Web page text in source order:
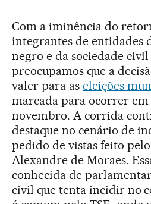
Com a iminência do
integrantes de entidades
negro e da sociedade
preocupamos que a
valer para as eleições
marcada para ocorrer em
novembro. A corrida
destaque no cenário de
pedido de vistas feito
Alexandre de Moraes.
conhecida de
civil que tenta incidir no